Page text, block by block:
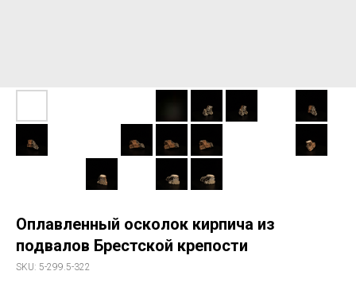
Оплавленный осколок кирпича из
подвалов Брестской крепости
SKU: 5-299.5-322